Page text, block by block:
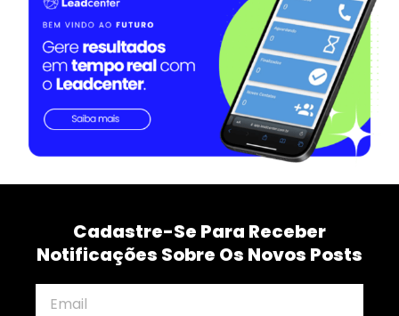
Cadastre-Se Para Receber
Notificações Sobre Os Novos Posts